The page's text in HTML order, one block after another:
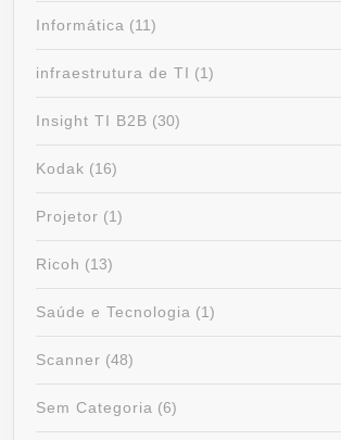
Informática (11)
infraestrutura de TI (1)
Insight TI B2B (30)
Kodak (16)
Projetor (1)
Ricoh (13)
Saúde e Tecnologia (1)
Scanner (48)
Sem Categoria (6)